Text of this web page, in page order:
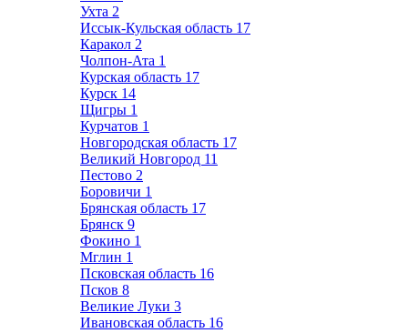
Ухта 2
Иссык-Кульская область 17
Каракол 2
Чолпон-Ата 1
Курская область 17
Курск 14
Щигры 1
Курчатов 1
Новгородская область 17
Великий Новгород 11
Пестово 2
Боровичи 1
Брянская область 17
Брянск 9
Фокино 1
Мглин 1
Псковская область 16
Псков 8
Великие Луки 3
Ивановская область 16